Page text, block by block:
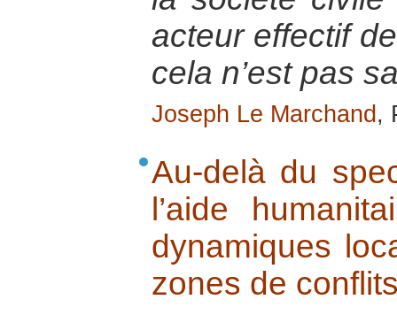
acteur effectif
cela n’est pas
Joseph Le Marchand ,
Au-delà du
l’aide
dynamiques
zones de